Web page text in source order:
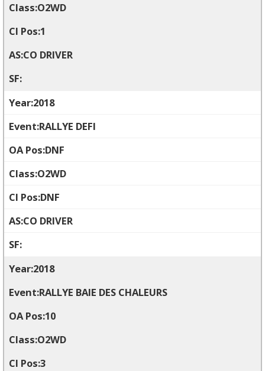
O2WD
1
CO DRIVER
2018
RALLYE DEFI
DNF
O2WD
DNF
CO DRIVER
2018
RALLYE BAIE DES CHALEURS
10
O2WD
3